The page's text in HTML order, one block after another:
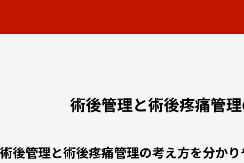
術後管理と術後疼痛管
術後管理と術後疼痛管理の考え方を分かり